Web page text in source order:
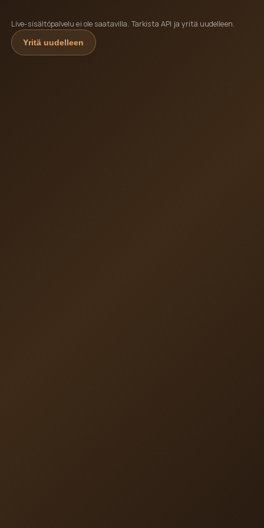
Live-sisältöpalvelu ei ole saatavilla. Tarkista API ja yritä uudelleen.
Yritä uudelleen